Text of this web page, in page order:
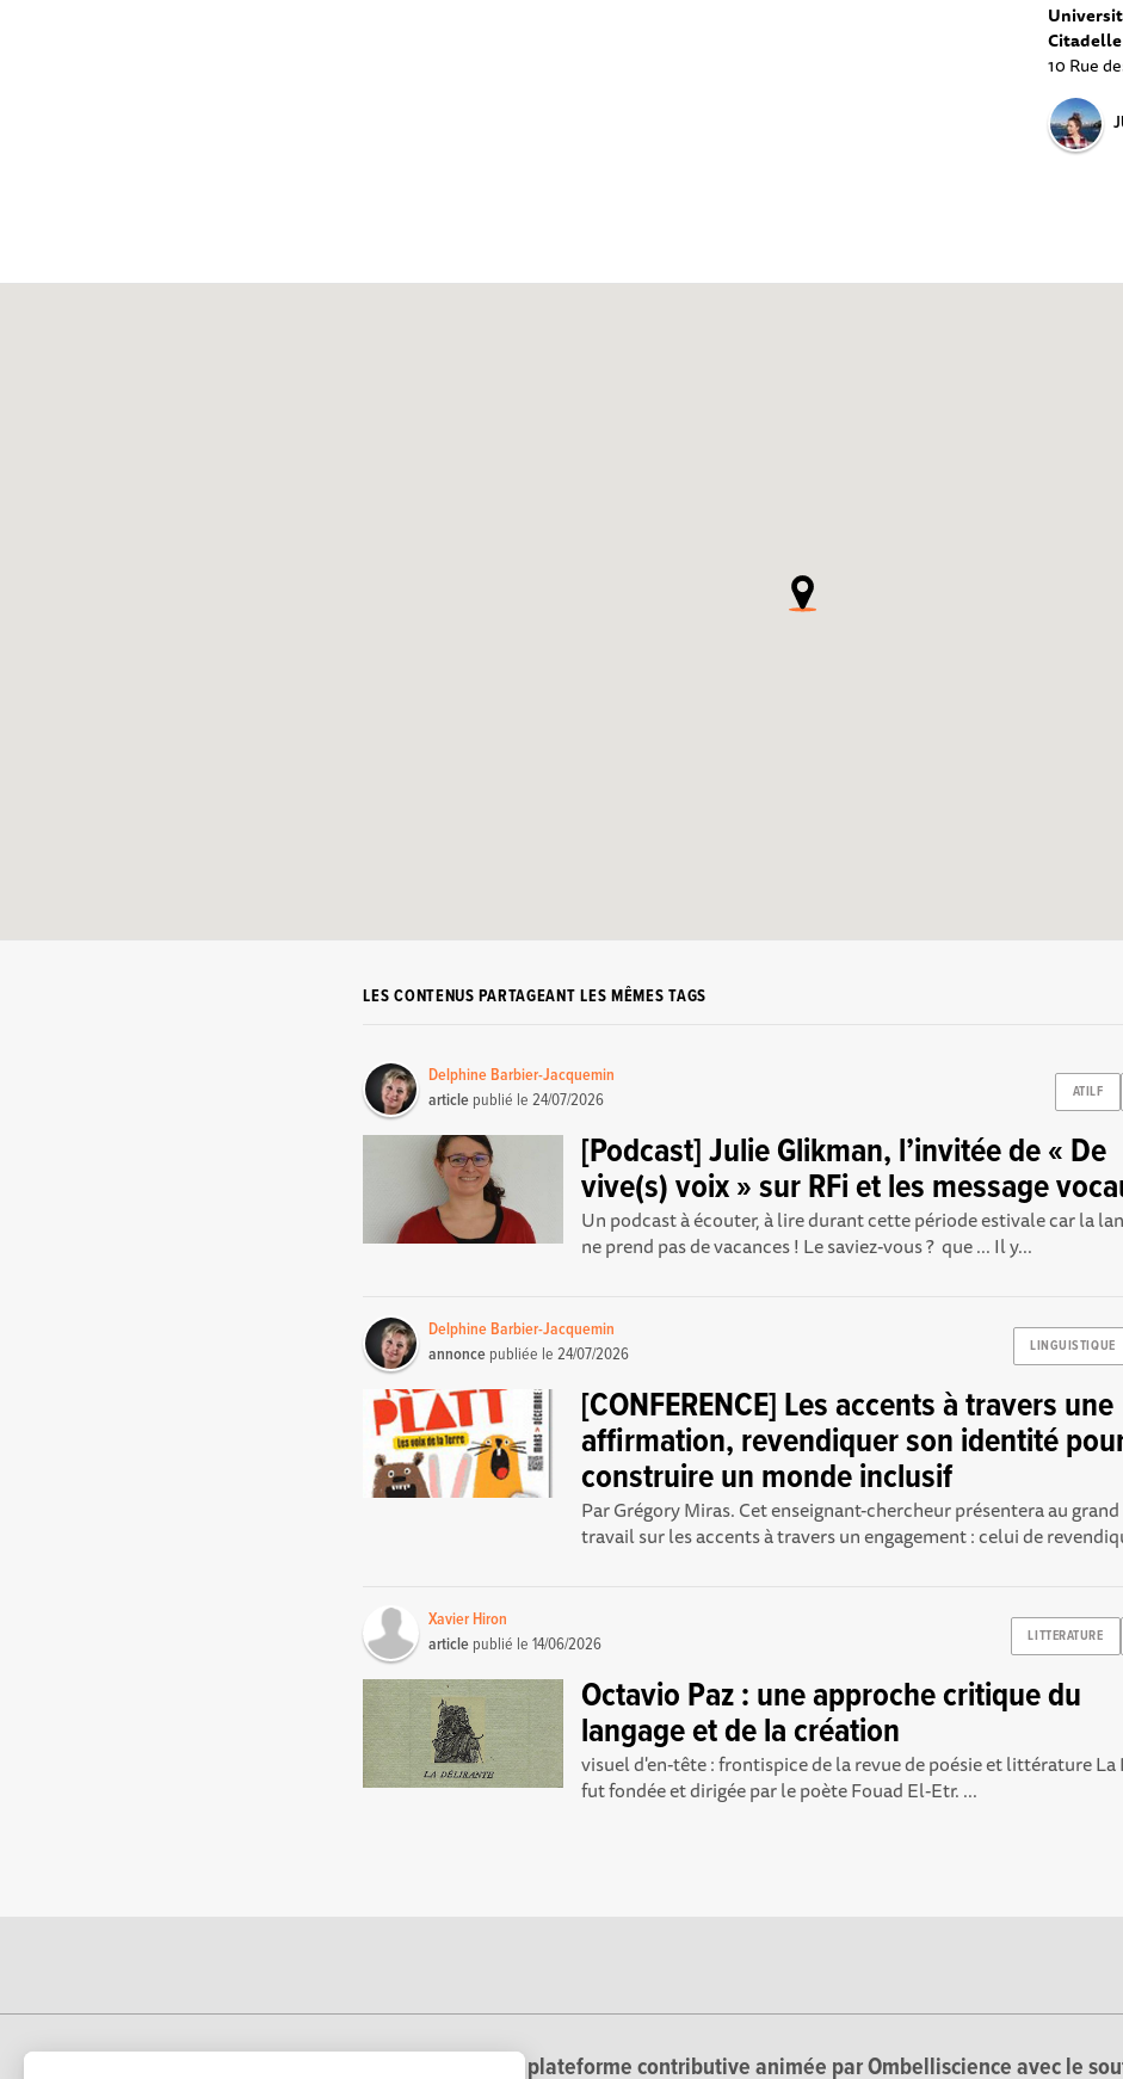
Citadelle
10 Rue
LES CONTENUS PARTAGEANT LES MÊMES TAGS
ATILF
Delphine Barbier-Jacquemin
article publié le24/07/2026
[Podcast] Julie Glikman, l’invitée de « De
vive(s) voix » sur RFi et les message
Un podcast à écouter, à lire durant cette période estivale car la
ne prend pas de vacances ! Le saviez-vous ? que ... Il y...
LINGUISTIQUE
Delphine Barbier-Jacquemin
annonce publiée le24/07/2026
[CONFERENCE] Les accents à travers une
affirmation, revendiquer son identité
construire un monde inclusif
Par Grégory Miras. Cet enseignant-chercheur présentera au
travail sur les accents à travers un engagement : celui de
LITTERATURE
Xavier Hiron
article publié le14/06/2026
Octavio Paz : une approche critique du
langage et de la création
visuel d'en-tête : frontispice de la revue de poésie et littérature
fut fondée et dirigée par le poète Fouad El-Etr. ...
Echosciences Hauts-de-France est une plateforme contributive animée par Ombelliscience avec le